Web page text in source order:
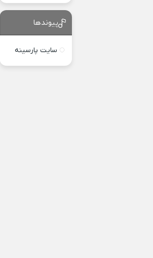
پیوندها
سایت پارسینه